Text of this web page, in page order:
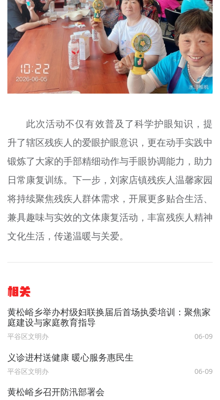
此次活动不仅有效普及了科学护眼知识，提
升了辖区残疾人的爱眼护眼意识，更在动手实践中
锻炼了大家的手部精细动作与手眼协调能力，助力
日常康复训练。下一步，刘家店镇残疾人温馨家园
将持续聚焦残疾人群体需求，开展更多贴合生活、
兼具趣味与实效的文体康复活动，丰富残疾人精神
文化生活，传递温暖与关爱。
相关
黄松峪乡举办村级妇联换届后首场执委培训：聚焦家
庭建设与家庭教育指导
平谷区文明办 06-09
义诊进村送健康 暖心服务惠民生
平谷区文明办 06-09
黄松峪乡召开防汛部署会